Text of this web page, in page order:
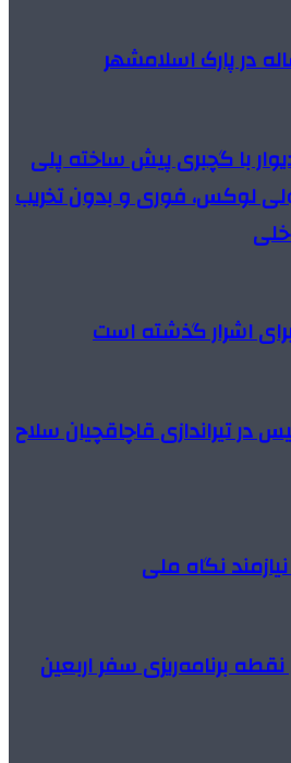
با گچبری پیش ساخته پلی
لوکس، فوری و بدون تخریب
اشرار گذشته است
در تیراندازی قاچاقچیان سلاح
نگاه ملی
برنامه‌ریزی سفر اربعین